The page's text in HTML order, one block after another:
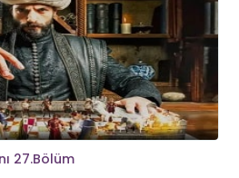
27.Bölüm